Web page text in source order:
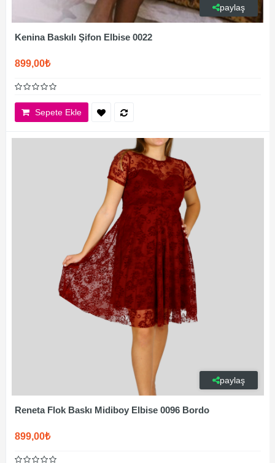
paylaş
Kenina Baskılı Şifon Elbise 0022
899,00₺
Sepete Ekle
paylaş
Reneta Flok Baskı Midiboy Elbise 0096 Bordo
899,00₺